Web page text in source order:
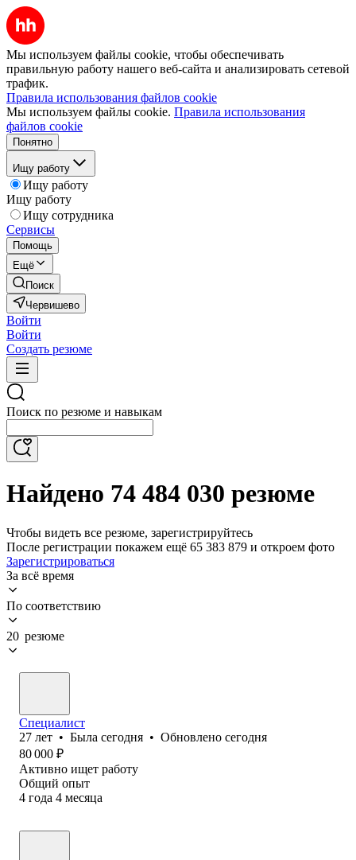
Мы используем файлы cookie, чтобы обеспечивать
правильную работу нашего веб-сайта и анализировать сетевой
трафик.
Правила использования файлов cookie
Мы используем файлы cookie. Правила использования
файлов cookie
Понятно
Ищу работу
Ищу работу
Ищу работу
Ищу сотрудника
Сервисы
Помощь
Ещё
Поиск
Червишево
Войти
Войти
Создать резюме
Поиск по резюме и навыкам
Найдено 74 484 030 резюме
Чтобы видеть все резюме, зарегистрируйтесь
После регистрации покажем ещё 65 383 879 и откроем фото
Зарегистрироваться
За всё время
По соответствию
20 резюме
Специалист
27 лет • Была сегодня • Обновлено сегодня
80 000 ₽
Активно ищет работу
Общий опыт
4 года 4 месяца